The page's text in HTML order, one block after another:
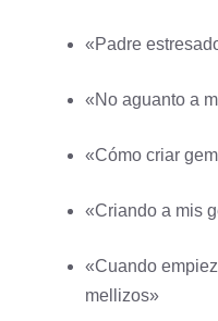
«Padre
«No aguanto a
«Cómo criar
«Criando a mis
«Cuando
mellizos»